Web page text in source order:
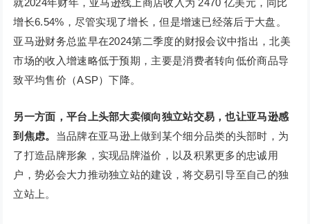
就2024年财年，亚马逊线上商店收入为 2470 亿美元，同比
增长6.54%，尽管实现了增长，但是增速已经落后于大盘。
亚马逊财务总监早在2024第二季度的财报会议中指出，北美
市场的收入增速略低于预期，主要是消费者转向低价商品导
致平均售价（ASP）下降。
另一方面，平台上头部大卖倾向独立站交易，也让亚马逊感
到焦虑。 当品牌在亚马逊上做到某个细分品类的头部时，为
了打造品牌形象，实现品牌溢价，以及积累更多的忠诚用
户，势必会大力推动独立站的建设，将交易引导至自己的独
立站上。